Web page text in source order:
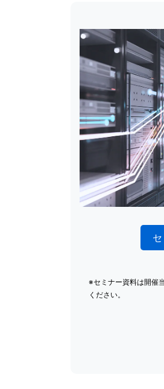
※セミナー資料は開催
ください。